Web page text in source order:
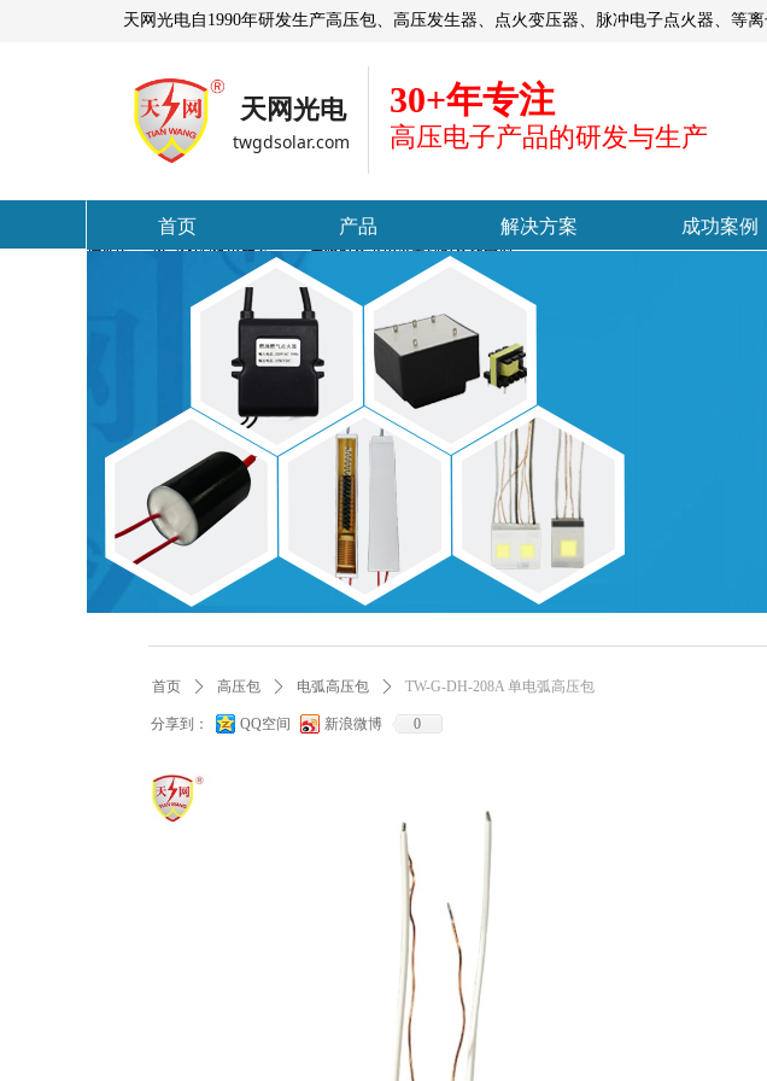
首页
产品
解决方案
成功案例
30+年专注
高压电子产品的研发与生产
twgdsolar.com
天网光电自1990年研发生产高压包、高压发生器、点火变压器、脉冲电子点火器、等离
天网光电
分享到： QQ空间 新浪微博 0
控件[tem_25_34]渲染出错,Source:未将对象引用设置到对象的实例。
首页 ꄲ 高压包 ꄲ 电弧高压包 ꄲ TW-G-DH-208A 单电弧高压包
控件[tem_25_34]渲染出错,Source:未将对象引用设置到对象的实例。